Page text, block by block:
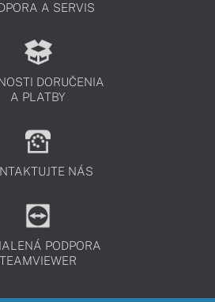
A SERVIS
DORUČENIA
A PLATBY
NÁS
PODPORA
TEAMVIEWER